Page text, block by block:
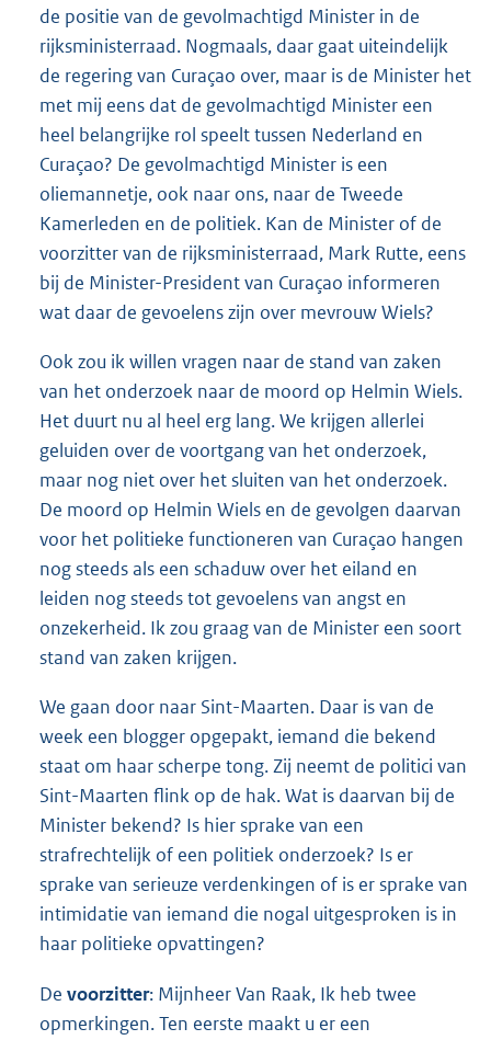
de positie van de gevolmachtigd Minister in de
rijksministerraad. Nogmaals, daar gaat uiteindelijk
de regering van Curaçao over, maar is de Minister het
met mij eens dat de gevolmachtigd Minister een
heel belangrijke rol speelt tussen Nederland en
Curaçao? De gevolmachtigd Minister is een
oliemannetje, ook naar ons, naar de Tweede
Kamerleden en de politiek. Kan de Minister of de
voorzitter van de rijksministerraad, Mark Rutte, eens
bij de Minister-President van Curaçao informeren
wat daar de gevoelens zijn over mevrouw Wiels?
Ook zou ik willen vragen naar de stand van zaken
van het onderzoek naar de moord op Helmin Wiels.
Het duurt nu al heel erg lang. We krijgen allerlei
geluiden over de voortgang van het onderzoek,
maar nog niet over het sluiten van het onderzoek.
De moord op Helmin Wiels en de gevolgen daarvan
voor het politieke functioneren van Curaçao hangen
nog steeds als een schaduw over het eiland en
leiden nog steeds tot gevoelens van angst en
onzekerheid. Ik zou graag van de Minister een soort
stand van zaken krijgen.
We gaan door naar Sint-Maarten. Daar is van de
week een blogger opgepakt, iemand die bekend
staat om haar scherpe tong. Zij neemt de politici van
Sint-Maarten flink op de hak. Wat is daarvan bij de
Minister bekend? Is hier sprake van een
strafrechtelijk of een politiek onderzoek? Is er
sprake van serieuze verdenkingen of is er sprake van
intimidatie van iemand die nogal uitgesproken is in
haar politieke opvattingen?
De voorzitter: Mijnheer Van Raak, Ik heb twee
opmerkingen. Ten eerste maakt u er een